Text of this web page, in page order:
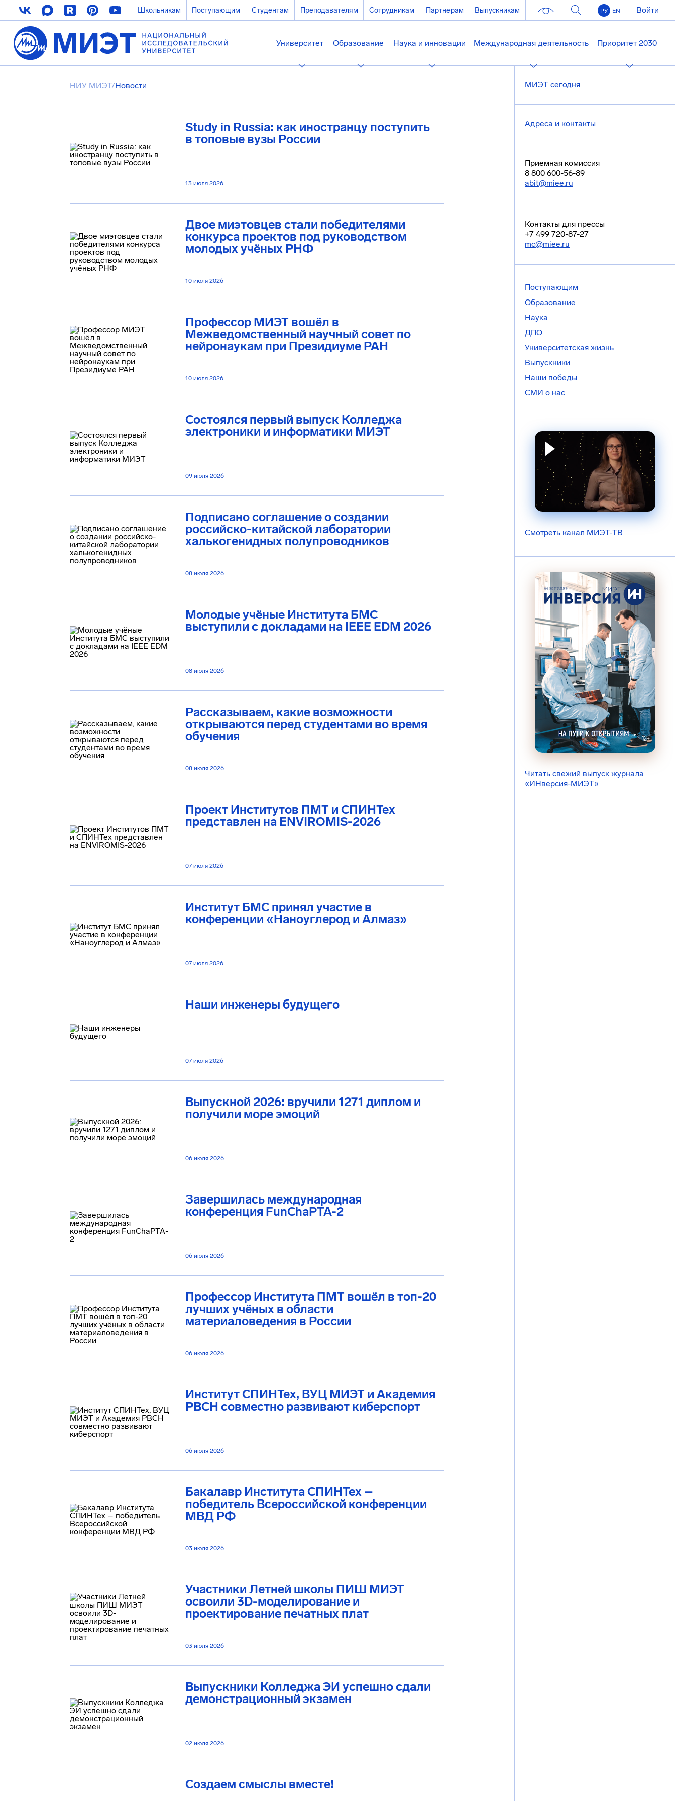
Школьникам Поступающим Студентам Преподавателям Сотрудникам Партнерам Выпускникам РУ EN Войти
Университет Образование Наука и инновации Международная деятельность Приоритет 2030
НИУ МИЭТ/Новости
Study in Russia: как иностранцу поступить
в топовые вузы России
13 июля 2026
Двое миэтовцев стали победителями
конкурса проектов под руководством
молодых учёных РНФ
10 июля 2026
Профессор МИЭТ вошёл в
Межведомственный научный совет по
нейронаукам при Президиуме РАН
10 июля 2026
Состоялся первый выпуск Колледжа
электроники и информатики МИЭТ
09 июля 2026
Подписано соглашение о создании
российско-китайской лаборатории
халькогенидных полупроводников
08 июля 2026
Молодые учёные Института БМС
выступили с докладами на IEEE EDM 2026
08 июля 2026
Рассказываем, какие возможности
открываются перед студентами во время
обучения
08 июля 2026
Проект Институтов ПМТ и СПИНТех
представлен на ENVIROMIS-2026
07 июля 2026
Институт БМС принял участие в
конференции «Наноуглерод и Алмаз»
07 июля 2026
Наши инженеры будущего
07 июля 2026
Выпускной 2026: вручили 1271 диплом и
получили море эмоций
06 июля 2026
Завершилась международная
конференция FunChaPTA-2
06 июля 2026
Профессор Института ПМТ вошёл в топ-20
лучших учёных в области
материаловедения в России
06 июля 2026
Институт СПИНТех, ВУЦ МИЭТ и Академия
РВСН совместно развивают киберспорт
06 июля 2026
Бакалавр Института СПИНТех –
победитель Всероссийской конференции
МВД РФ
03 июля 2026
Участники Летней школы ПИШ МИЭТ
освоили 3D-моделирование и
проектирование печатных плат
03 июля 2026
Выпускники Колледжа ЭИ успешно сдали
демонстрационный экзамен
02 июля 2026
Создаем смыслы вместе!
МИЭТ сегодня
Адреса и контакты
Приемная комиссия
8 800 600-56-89
abit@miee.ru
Контакты для прессы
+7 499 720-87-27
mc@miee.ru
Поступающим
Образование
Наука
ДПО
Университетская жизнь
Выпускники
Наши победы
СМИ о нас
Смотреть канал МИЭТ-ТВ
Читать свежий выпуск журнала
«ИНверсия-МИЭТ»